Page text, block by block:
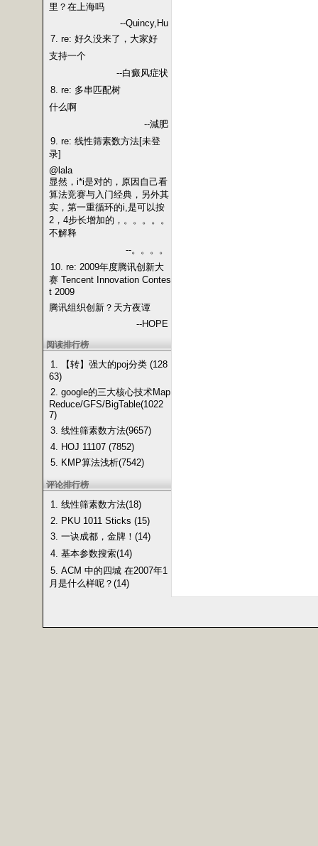
里？在上海吗
--Quincy,Hu
7. re: 好久没来了，大家好
支持一个
--白癜风症状
8. re: 多串匹配树
什么啊
--減肥
9. re: 线性筛素数方法[未登
录]
@lala
显然，i*i是对的，原因自己看
算法竞赛与入门经典，另外其
实，第一重循环的i,是可以按
2，4步长增加的，。。。。。
不解释
--。。。。
10. re: 2009年度腾讯创新大
赛 Tencent Innovation Contes
t 2009
腾讯组织创新？天方夜谭
--HOPE
阅读排行榜
1. 【转】强大的poj分类 (128
63)
2. google的三大核心技术Map
Reduce/GFS/BigTable(1022
7)
3. 线性筛素数方法(9657)
4. HOJ 11107 (7852)
5. KMP算法浅析(7542)
评论排行榜
1. 线性筛素数方法(18)
2. PKU 1011 Sticks (15)
3. 一诀成都，金牌！(14)
4. 基本参数搜索(14)
5. ACM 中的四城 在2007年1
月是什么样呢？(14)